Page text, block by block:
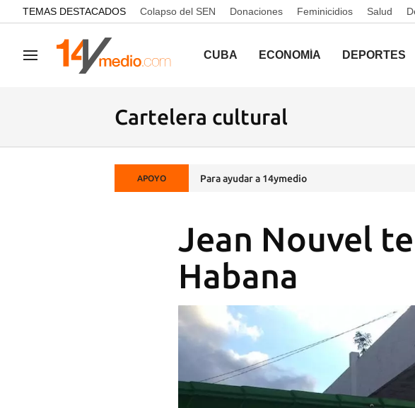
common.go-to-content
TEMAS DESTACADOS Colapso del SEN Donaciones Feminicidios Salud
Navegación CUBA ECONOMÍA DEPORTES
Cartelera cultural
APOYO Para ayudar a 14ymedio
Jean Nouvel
Habana